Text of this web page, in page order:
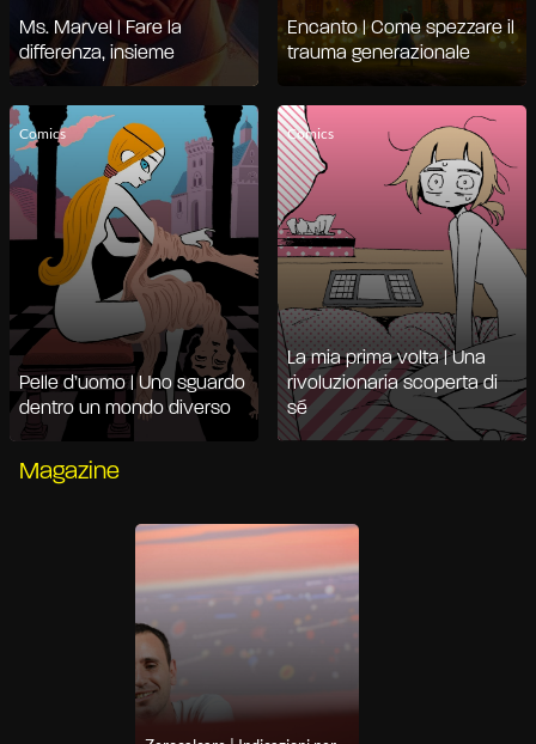
Ms. Marvel | Fare la
differenza, insieme
Encanto | Come spezzare il
trauma generazionale
Comics
Pelle d’uomo | Uno sguardo
dentro un mondo diverso
Comics
La mia prima volta | Una
rivoluzionaria scoperta di
sé
Magazine